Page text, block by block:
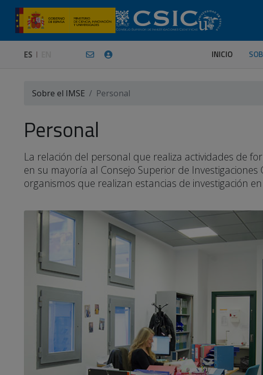
ES INICIO
Sobre el IMSE Personal
Personal
La relación del personal que realiza actividades de
en su mayoría al Consejo Superior de
organismos que realizan estancias de investigación